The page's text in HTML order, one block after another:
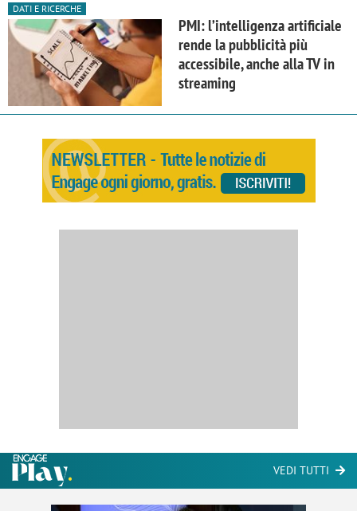
DATI E RICERCHE
PMI: l’intelligenza artificiale
rende la pubblicità più
accessibile, anche alla TV in
streaming
VEDI TUTTI